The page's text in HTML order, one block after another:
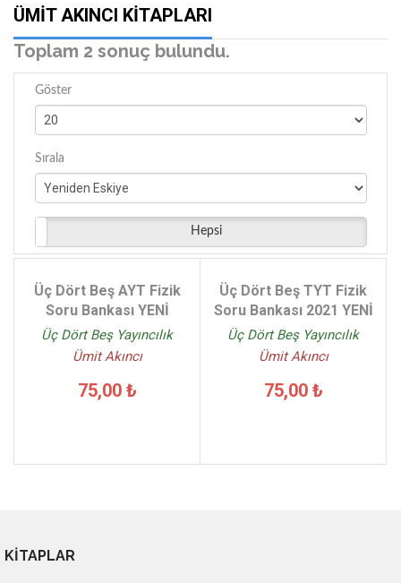
ÜMIT AKINCI KITAPLARI
Toplam 2 sonuç bulundu.
Göster
Sırala
Hepsi
Üç Dört Beş AYT Fizik
Soru Bankası YENİ
Üç Dört Beş Yayıncılık
Ümit Akıncı
75,00 ₺
Üç Dört Beş TYT Fizik
Soru Bankası 2021 YENİ
Üç Dört Beş Yayıncılık
Ümit Akıncı
75,00 ₺
KİTAPLAR